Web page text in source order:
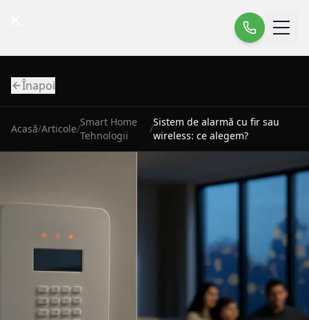
Înapoi
Acasă/Articole/
Smart Home
Tehnologii
/
Sistem de alarmă cu fir sau
wireless: ce alegem?